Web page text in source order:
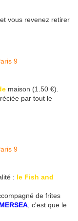
vous revenez retirer
maison (1.50 €).
par tout le
: le Fish and
de frites
MERSEA , c'est que le